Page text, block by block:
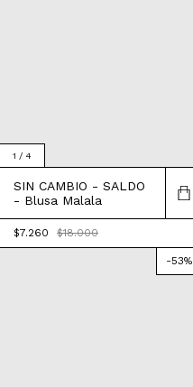
1 / 4
SIN CAMBIO - SALDO
- Blusa Malala
$7.260 $18.000
-53%